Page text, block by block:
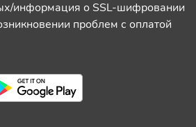
информация о SSL-шифровании
проблем с оплатой